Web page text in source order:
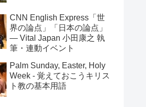
CNN English Express「世
界の論点」「日本の論点」
― Vital Japan 小田康之 執
筆・連動イベント
Palm Sunday, Easter, Holy
Week - 覚えておこうキリス
ト教の基本用語